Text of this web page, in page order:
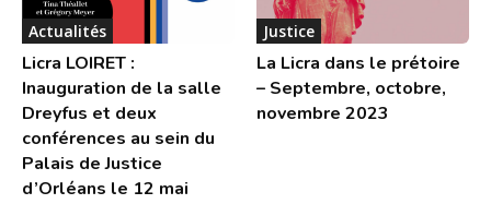
Actualités
Licra LOIRET :
Inauguration de la salle
Dreyfus et deux
conférences au sein du
Palais de Justice
d’Orléans le 12 mai
Justice
La Licra dans le prétoire
– Septembre, octobre,
novembre 2023